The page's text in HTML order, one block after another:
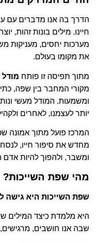
הדרך בה אנו מדברים עם
חיינו. מילים בונות זהות,
מערכות יחסים, מעניקות
את מקומו בעולם.
מתוך תפיסה זו פותח
מקורי המחבר בין שפה,
ומשמעות. המודל מעשי
יותר לעצמנו, לאחרים
המרכז פועל מתוך אמונה
מחדש את סיפור חייו,
ומשבר, ולהפוך להיות אדם
מהי שפת השייכות?
שפת השייכות היא גישה
היא מלמדת כיצד המילים
שבה אנו חושבים,